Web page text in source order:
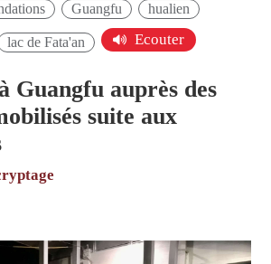
Guangfu hualien
lac de Fata'an Ecouter
Guangfu auprès des
suite aux